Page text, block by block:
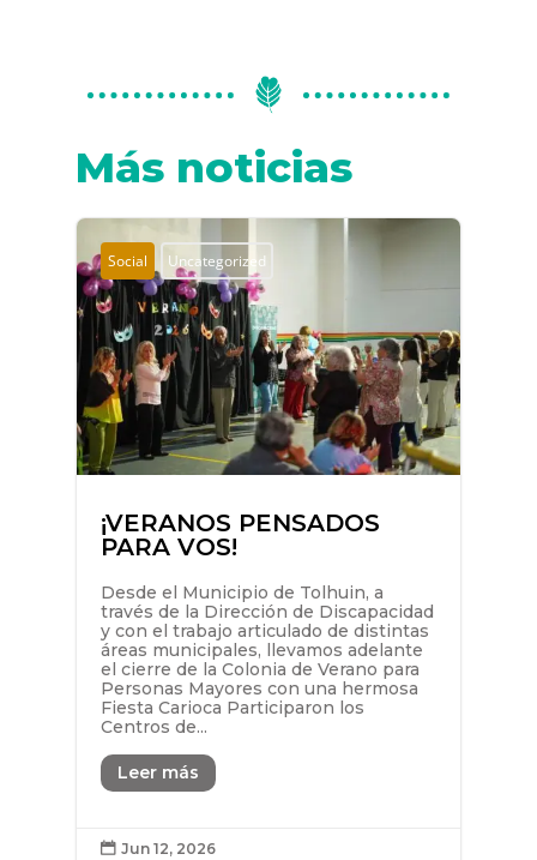
Más noticias
Social Uncategorized
¡VERANOS PENSADOS
PARA VOS!
Desde el Municipio de Tolhuin, a
través de la Dirección de Discapacidad
y con el trabajo articulado de distintas
áreas municipales, llevamos adelante
el cierre de la Colonia de Verano para
Personas Mayores con una hermosa
Fiesta Carioca Participaron los
Centros de...
Leer más
 Jun 12, 2026